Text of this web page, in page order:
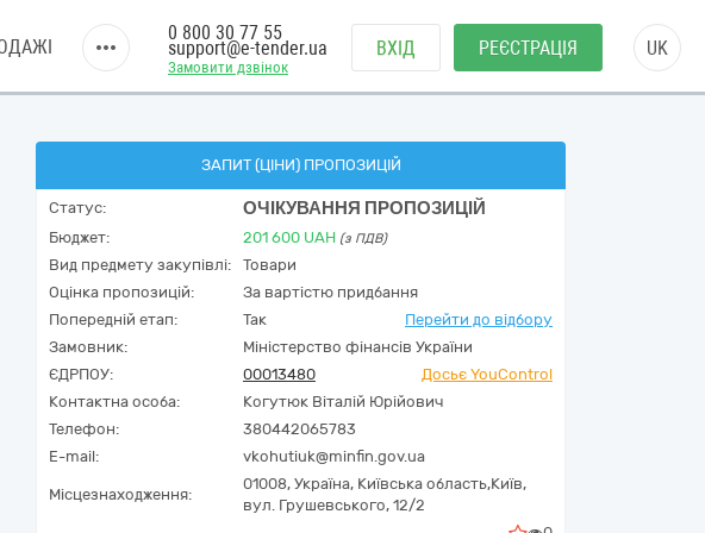
Замовити дзвінок
0 800 30 77 55
support@e-tender.ua ВХІД РЕЄСТРАЦІЯ UK
ЗАПИТ (ЦІНИ) ПРОПОЗИЦІЙ
Статус: ОЧІКУВАННЯ ПРОПОЗИЦІЙ
Бюджет: 201 600 UAH (з ПДВ)
Вид предмету закупівлі:
Товари
Оцінка пропозицій:
За вартістю придбання
Попередній етап:
Так
Перейти до відбору
Замовник:
Міністерство фінансів України
ЄДРПОУ:
00013480
Досьє YouControl
Контактна особа:
Когутюк Віталій Юрійович
Телефон:
380442065783
E-mail:
vkohutiuk@minfin.gov.ua
Місцезнаходження:
01008, Україна, Київська область,Київ,
вул. Грушевського, 12/2